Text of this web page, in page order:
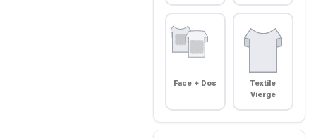
Face + Dos
Textile
Vierge